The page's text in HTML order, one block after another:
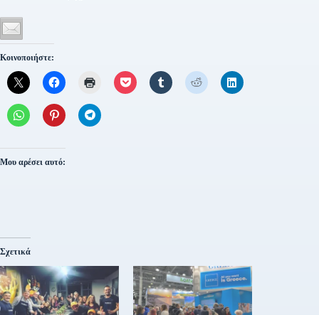
Κοινοποιήστε:
Μου αρέσει αυτό:
Σχετικά